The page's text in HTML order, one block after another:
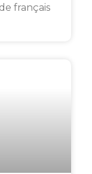
français